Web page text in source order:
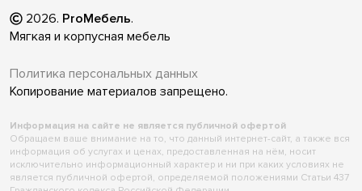
2026. ProМебель.
Мягкая и корпусная мебель
Политика персональных данных
Копирование материалов запрещено.
Информация на сайте не является публичной офертой
Обращаем ваше внимание на то, что данный интернет-сайт, а также вся
информация об услугах и ценах, предоставленная на нём, носит
исключительно информационный характер и ни при каких условиях не
является публичной офертой, определяемой положениями Статьи 437